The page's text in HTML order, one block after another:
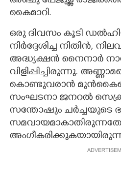
കൈമാറി.
ഒരു ദിവസം കൂടി
നിർദ്ദേശിച്ച നിതിൻ,
അദ്ധ്യക്ഷൻ നൈനാർ
വിളിപ്പിച്ചിരുന്നു.
കൊണ്ടുവരാൻ
സംഘടനാ ജനറൽ
സന്തോഷും ചർച്ചയുടെ